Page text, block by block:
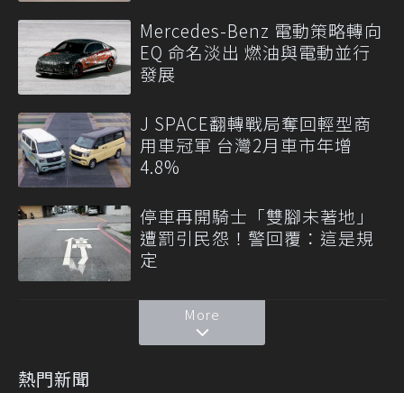
Mercedes-Benz 電動策略轉向
EQ 命名淡出 燃油與電動並行
發展
J SPACE翻轉戰局奪回輕型商
用車冠軍 台灣2月車市年增
4.8%
停車再開騎士「雙腳未著地」
遭罰引民怨！警回覆：這是規
定
More
熱門新聞